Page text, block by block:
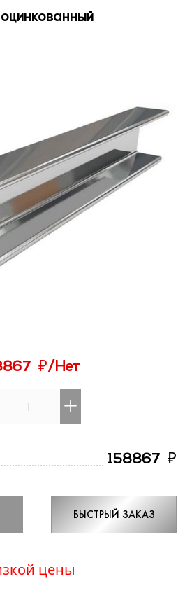
₽/Нет
+
158867 ₽
БЫСТРЫЙ ЗАКАЗ
цены